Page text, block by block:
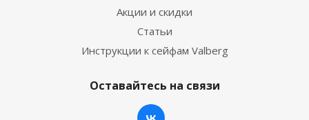
Акции и скидки
Статьи
Инструкции к сейфам Valberg
Оставайтесь на связи